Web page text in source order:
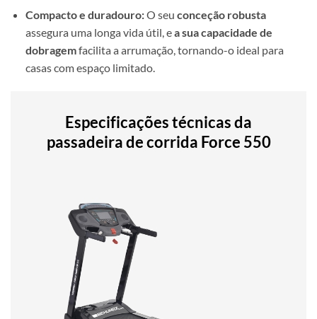
Compacto e duradouro:O seu conceção robusta
assegura uma longa vida útil, ea sua capacidade de
dobragemfacilita a arrumação, tornando-o ideal para
casas com espaço limitado.
Especificações técnicas da
passadeira de corrida Force 550